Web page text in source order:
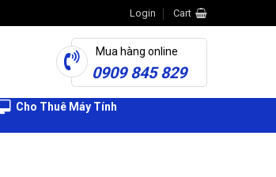
Login Cart
Mua hàng online
0909 845 829
Cho Thuê Máy Tính